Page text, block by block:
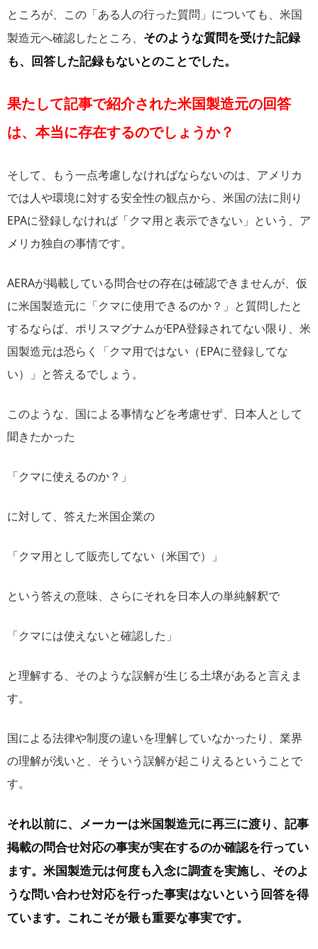
ところが、この「ある人の行った質問」についても、米国
製造元へ確認したところ、 そのような質問を受けた記録
も、回答した記録もないとのことでした。
果たして記事で紹介された米国製造元の回答
は、本当に存在するのでしょうか？
そして、もう一点考慮しなければならないのは、アメリカ
では人や環境に対する安全性の観点から、米国の法に則り
EPAに登録しなければ「クマ用と表示できない」という、ア
メリカ独自の事情です。
AERAが掲載している問合せの存在は確認できませんが、仮
に米国製造元に「クマに使用できるのか？」と質問したと
するならば、ポリスマグナムがEPA登録されてない限り、米
国製造元は恐らく「クマ用ではない（EPAに登録してな
い）」と答えるでしょう。
このような、国による事情などを考慮せず、日本人として
聞きたかった
「クマに使えるのか？」
に対して、答えた米国企業の
「クマ用として販売してない（米国で）」
という答えの意味、さらにそれを日本人の単純解釈で
「クマには使えないと確認した」
と理解する、そのような誤解が生じる土壌があると言えま
す。
国による法律や制度の違いを理解していなかったり、業界
の理解が浅いと、そういう誤解が起こりえるということで
す。
それ以前に、メーカーは米国製造元に再三に渡り、記事
掲載の問合せ対応の事実が実在するのか確認を行ってい
ます。米国製造元は何度も入念に調査を実施し、そのよ
うな問い合わせ対応を行った事実はないという回答を得
ています。これこそが最も重要な事実です。